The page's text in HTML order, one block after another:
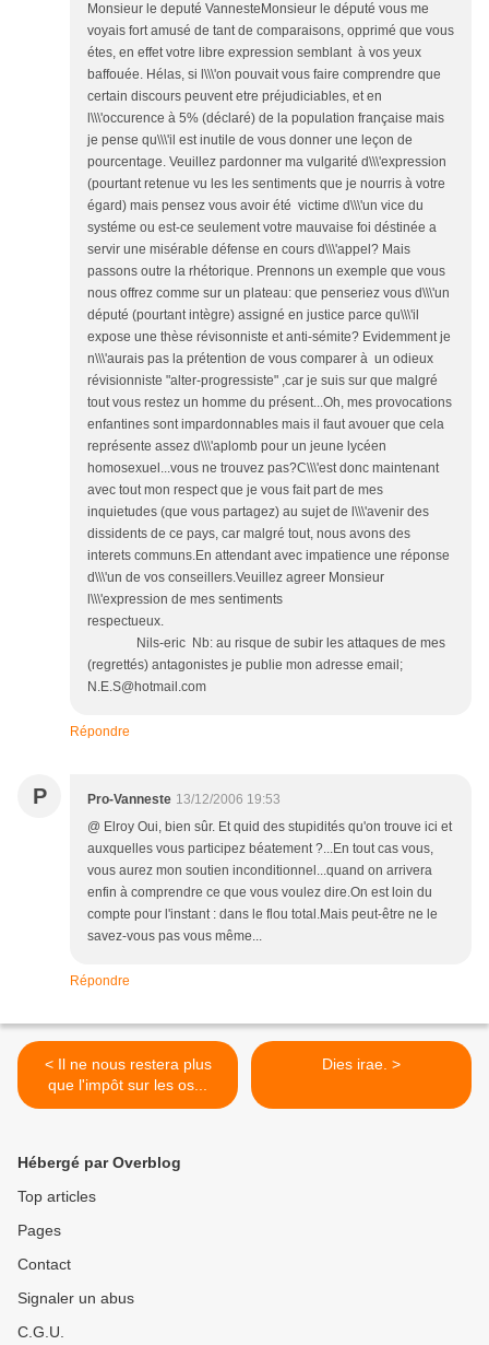
Monsieur le deputé VannesteMonsieur le député vous me
voyais fort amusé de tant de comparaisons, opprimé que vous
étes, en effet votre libre expression semblant à vos yeux
baffouée. Hélas, si l\\\'on pouvait vous faire comprendre que
certain discours peuvent etre préjudiciables, et en
l\\\'occurence à 5% (déclaré) de la population française mais
je pense qu\\\'il est inutile de vous donner une leçon de
pourcentage. Veuillez pardonner ma vulgarité d\\\'expression
(pourtant retenue vu les les sentiments que je nourris à votre
égard) mais pensez vous avoir été victime d\\\'un vice du
systéme ou est-ce seulement votre mauvaise foi déstinée a
servir une misérable défense en cours d\\\'appel? Mais
passons outre la rhétorique. Prennons un exemple que vous
nous offrez comme sur un plateau: que penseriez vous d\\\'un
député (pourtant intègre) assigné en justice parce qu\\\'il
expose une thèse révisonniste et anti-sémite? Evidemment je
n\\\'aurais pas la prétention de vous comparer à un odieux
révisionniste "alter-progressiste" ,car je suis sur que malgré
tout vous restez un homme du présent...Oh, mes provocations
enfantines sont impardonnables mais il faut avouer que cela
représente assez d\\\'aplomb pour un jeune lycéen
homosexuel...vous ne trouvez pas?C\\\'est donc maintenant
avec tout mon respect que je vous fait part de mes
inquietudes (que vous partagez) au sujet de l\\\'avenir des
dissidents de ce pays, car malgré tout, nous avons des
interets communs.En attendant avec impatience une réponse
d\\\'un de vos conseillers.Veuillez agreer Monsieur
l\\\'expression de mes sentiments
respectueux.
Nils-eric Nb: au risque de subir les attaques de mes
(regrettés) antagonistes je publie mon adresse email;
N.E.S@hotmail.com
Répondre
P Pro-Vanneste 13/12/2006 19:53
@ Elroy Oui, bien sûr. Et quid des stupidités qu'on trouve ici et
auxquelles vous participez béatement ?...En tout cas vous,
vous aurez mon soutien inconditionnel...quand on arrivera
enfin à comprendre ce que vous voulez dire.On est loin du
compte pour l'instant : dans le flou total.Mais peut-être ne le
savez-vous pas vous même...
Répondre
< Il ne nous restera plus
que l'impôt sur les os...
Dies irae. >
Hébergé par Overblog
Top articles
Pages
Contact
Signaler un abus
C.G.U.